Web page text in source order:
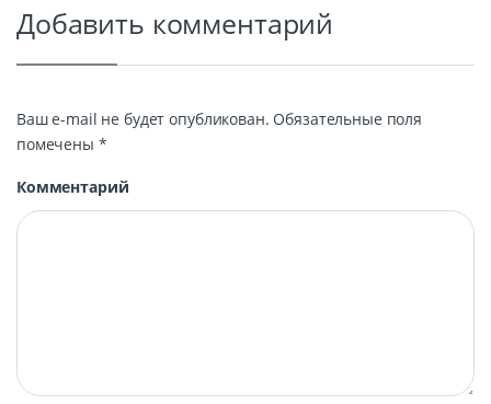
Добавить комментарий
Ваш e-mail не будет опубликован. Обязательные поля
помечены *
Комментарий